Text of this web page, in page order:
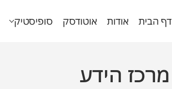
דף הבית אודות אוטודסק סופיסטיק
מרכז הידע